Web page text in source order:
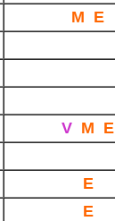
M E
V M E
E
E